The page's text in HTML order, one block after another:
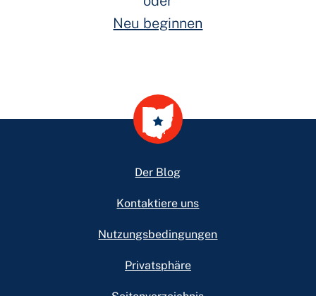
Neu beginnen
Der Blog
Kontaktiere uns
Nutzungsbedingungen
Privatsphäre